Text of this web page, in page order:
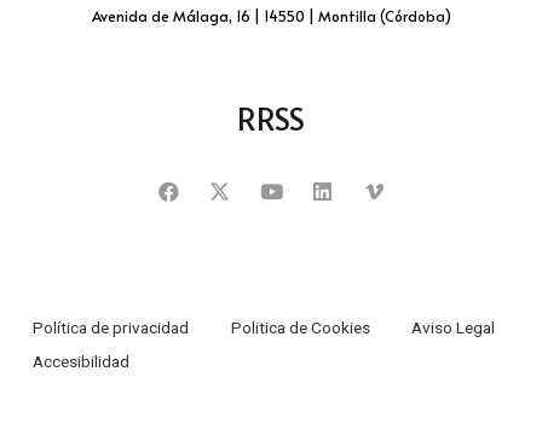
Avenida de Málaga, 16 | 14550 | Montilla (Córdoba)
RRSS
Política de privacidad Politica de Cookies
Aviso Legal
Accesibilidad